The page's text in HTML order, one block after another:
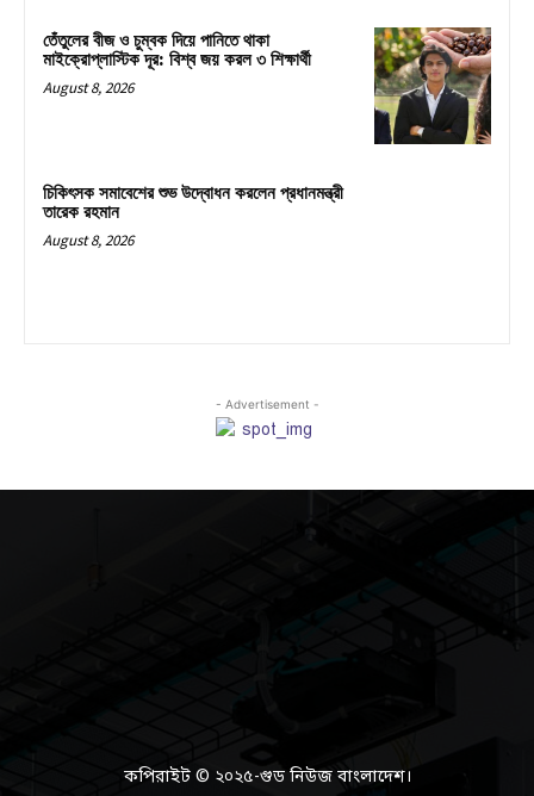
তেঁতুলের বীজ ও চুম্বক দিয়ে পানিতে থাকা
মাইক্রোপ্লাস্টিক দূর: বিশ্ব জয় করল ৩ শিক্ষার্থী
August 8, 2026
চিকিৎসক সমাবেশের শুভ উদ্বোধন করলেন প্রধানমন্ত্রী
তারেক রহমান
August 8, 2026
- Advertisement -
কপিরাইট © ২০২৫-গুড নিউজ বাংলাদেশ।